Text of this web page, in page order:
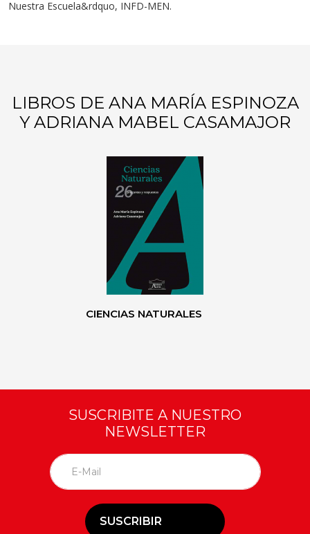
Nuestra Escuela&rdquo, INFD-MEN.
LIBROS DE ANA MARÍA ESPINOZA
Y ADRIANA MABEL CASAMAJOR
CIENCIAS NATURALES
SUSCRIBITE A NUESTRO
NEWSLETTER
SUSCRIBIR